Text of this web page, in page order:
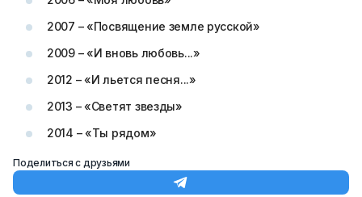
2007 – «Посвящение земле русской»
2009 – «И вновь любовь...»
2012 – «И льется песня...»
2013 – «Светят звезды»
2014 – «Ты рядом»
Поделиться с друзьями